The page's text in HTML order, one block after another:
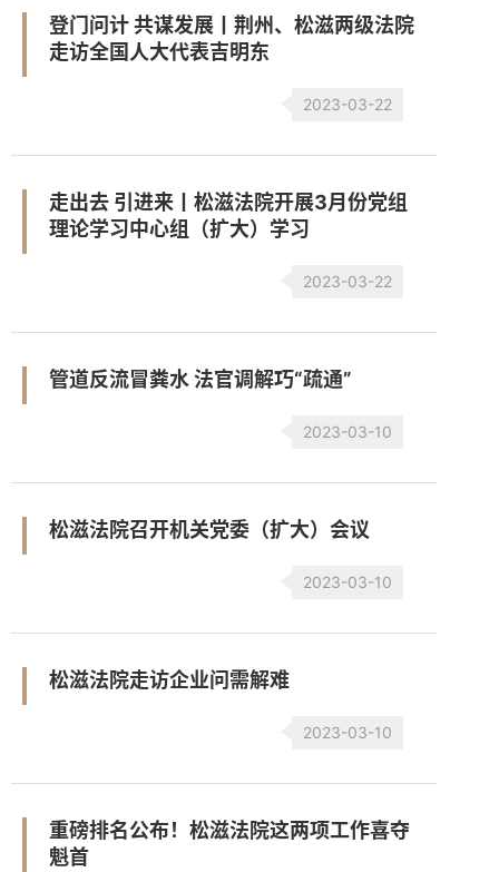
登门问计 共谋发展丨荆州、松滋两级法院
走访全国人大代表吉明东
2023-03-22
走出去 引进来丨松滋法院开展3月份党组
理论学习中心组（扩大）学习
2023-03-22
管道反流冒粪水 法官调解巧“疏通”
2023-03-10
松滋法院召开机关党委（扩大）会议
2023-03-10
松滋法院走访企业问需解难
2023-03-10
重磅排名公布！松滋法院这两项工作喜夺
魁首